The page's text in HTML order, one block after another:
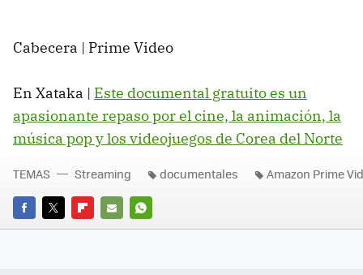
Cabecera | Prime Video
En Xataka | Este documental gratuito es un
apasionante repaso por el cine, la animación, la
música pop y los videojuegos de Corea del Norte
FACEBOOK
TWITTERFLIPBOARD
E-
WHATSAPP
TEMAS Streaming documentales Amazon Prime